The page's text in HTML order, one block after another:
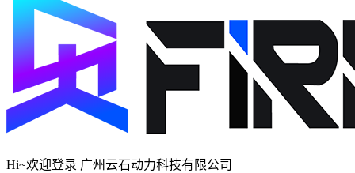
Hi~欢迎登录 广州云石动力科技有限公司